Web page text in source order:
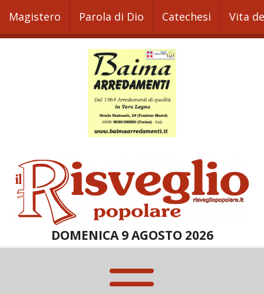
Magistero Parola di Dio Catechesi Vita
DOMENICA 9 AGOSTO 2026